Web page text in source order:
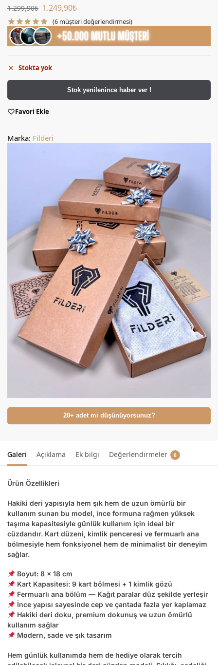
1.299,90₺ 1.249,90₺
(6 müşteri değerlendirmesi)
Stokta yok
Stok yenilenince haber ver !
Favori Ekle
Marka: Filderi
20+ adet mi düşünüyorsunuz?
Galeri Açıklama Ek bilgi Değerlendirmeler 6
Ürün Özellikleri
Hakiki deri yapısıyla hem şık hem de uzun ömürlü bir
kullanım sunan bu model, ince formuna rağmen yüksek
taşıma kapasitesiyle günlük kullanım için ideal bir
cüzdandır. Kart düzeni, kimlik penceresi ve fermuarlı ana
bölmesiyle hem fonksiyonel hem de minimalist bir deneyim
sağlar.
Boyut: 8 x 18 cm
Kart Kapasitesi: 9 kart bölmesi + 1 kimlik gözü
Fermuarlı ana bölüm — Kağıt paralar düz şekilde yerleşir
İnce yapısı sayesinde cep ve çantada fazla yer kaplamaz
Hakiki deri doku, premium dokunuş ve uzun ömürlü
kullanım sağlar
Modern, sade ve şık tasarım
Hem günlük kullanımda hem de hediye olarak tercih